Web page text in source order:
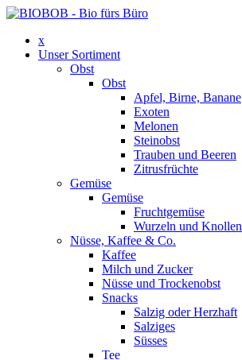
x
Unser Sortiment
Obst
Obst
Apfel, Birne, Banane
Exoten
Melonen
Steinobst
Trauben und Beeren
Zitrusfrüchte
Gemüse
Gemüse
Fruchtgemüse
Wurzeln und Knollen
Nüsse, Kaffee & Co.
Kaffee
Milch und Zucker
Nüsse und Trockenobst
Snacks
Salzig oder Herzhaft
Salziges
Süsses
Tee